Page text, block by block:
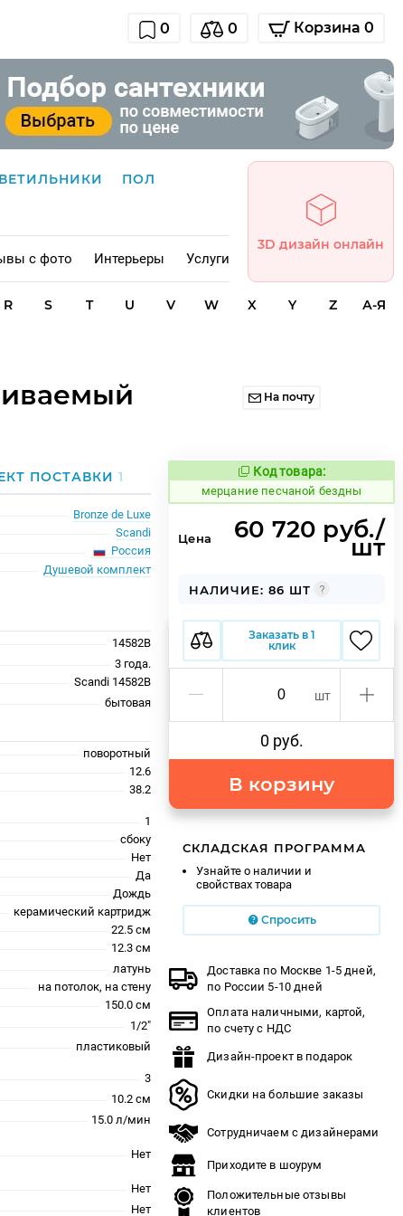
0 0 Корзина 0
ПОЛ
с фото Интерьеры Услуги
3D дизайн онлайн
R S T U V W X Y Z А-Я
На почту
ПОСТАВКИ1
Bronze de Luxe
Scandi
Россия
Душевой комплект
14582B
3 года.
Scandi 14582B
бытовая
поворотный
12.6
38.2
1
сбоку
Нет
Да
Дождь
керамический картридж
22.5 см
12.3 см
латунь
на потолок, на стену
150.0 см
1/2"
пластиковый
3
10.2 см
15.0 л/мин
Нет
Нет
Нет
Код товара:
977752 Код товара:
мерцание песчаной бездны
Цена 60 720 руб./
шт
НАЛИЧИЕ: 86 ШТ
Заказать в 1
клик
шт
0 руб.
В корзину
СКЛАДСКАЯ ПРОГРАММА
Узнайте о наличии и
свойствах товара
Спросить
Доставка по Москве 1-5 дней,
по России 5-10 дней
Оплата наличными, картой,
по счету с НДС
Дизайн-проект в подарок
Скидки на большие заказы
Сотрудничаем с дизайнерами
Приходите в шоурум
Положительные отзывы
клиентов